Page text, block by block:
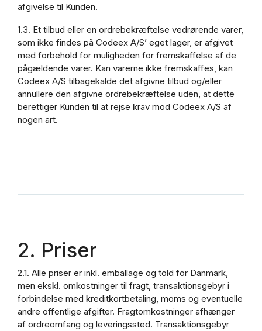
afgivelse til Kunden.
1.3. Et tilbud eller en ordrebekræftelse vedrørende varer,
som ikke findes på Codeex A/S’ eget lager, er afgivet
med forbehold for muligheden for fremskaffelse af de
pågældende varer. Kan varerne ikke fremskaffes, kan
Codeex A/S tilbagekalde det afgivne tilbud og/eller
annullere den afgivne ordrebekræftelse uden, at dette
berettiger Kunden til at rejse krav mod Codeex A/S af
nogen art.
2. Priser
2.1. Alle priser er inkl. emballage og told for Danmark,
men ekskl. omkostninger til fragt, transaktionsgebyr i
forbindelse med kreditkortbetaling, moms og eventuelle
andre offentlige afgifter. Fragtomkostninger afhænger
af ordreomfang og leveringssted. Transaktionsgebyr